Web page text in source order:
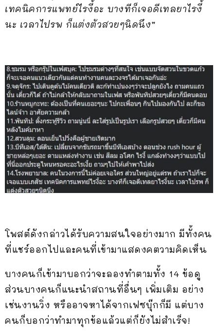
เทคนิคการแพทย์ไรงี้อะ บางทีก็เจอดีเทลยาไรงี้
นะ เวลาไปรพ ก็แต่งตัวสวยๆนิดนึง”
โพสต์ดังกล่าวได้รับความสนใจอย่างมาก มีทั้งคน
ที่แชร์ออกไปและคนที่เข้ามาแสดงคตวามคิดเห็น
บางคนก็เข้ามาบอกว่าจะลองทำตามทั้ง 14 ข้อดู
ส่วนบางคนก็แนะนำสถานที่อื่นๆ เพิ่มเติม อย่าง
เช่นงานวิ่ง หรืออาจหาได้จากเฟซบุ๊กก็มี แต่บาง
คนก็บอกว่าทำมาทุกข้อแล้วแต่ก็ยังไม่สำเร็จ!